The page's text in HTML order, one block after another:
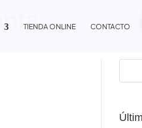
TIENDA ONLINE CONTACTO